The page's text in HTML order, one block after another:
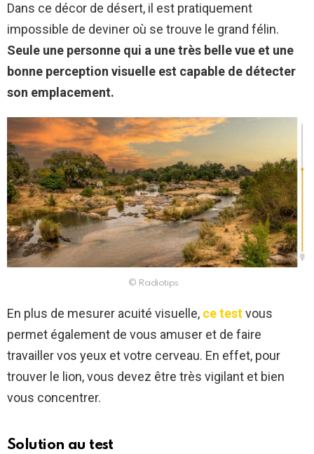
Dans ce décor de désert, il est pratiquement
impossible de deviner où se trouve le grand félin.
Seule une personne qui a une très belle vue et une
bonne perception visuelle est capable de détecter
son emplacement.
© Radiotips
En plus de mesurer acuité visuelle, ce testvous
permet également de vous amuser et de faire
travailler vos yeux et votre cerveau. En effet, pour
trouver le lion, vous devez être très vigilant et bien
vous concentrer.
Solution au test